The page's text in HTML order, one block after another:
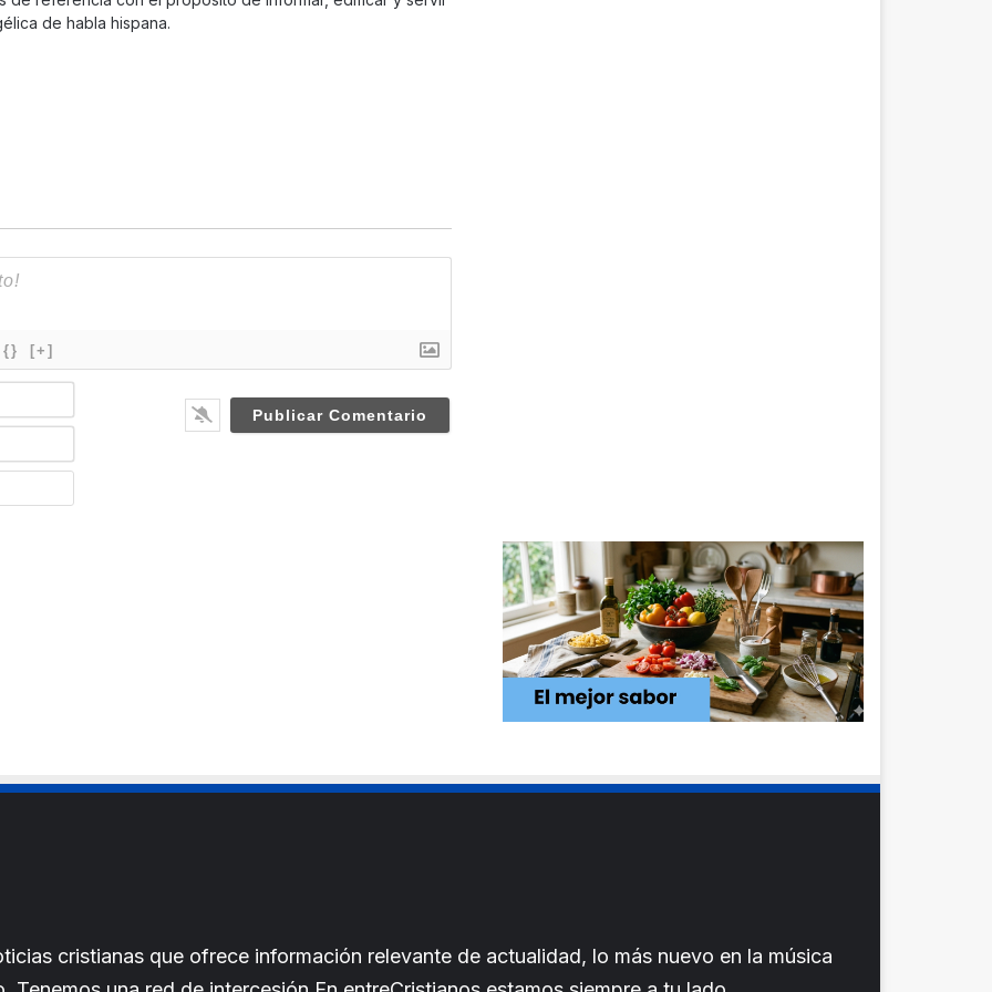
de habla hispana.
{} [+]
m
*a
l
cristianas que ofrece información relevante de actualidad, lo más nuevo en la música